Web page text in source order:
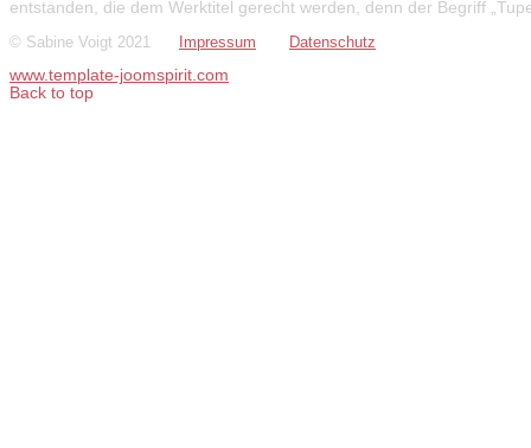
entstanden, die dem Werktitel gerecht werden, denn der Begriff
© Sabine Voigt 2021 Impressum
Datenschutz
www.template-joomspirit.com
Back to top